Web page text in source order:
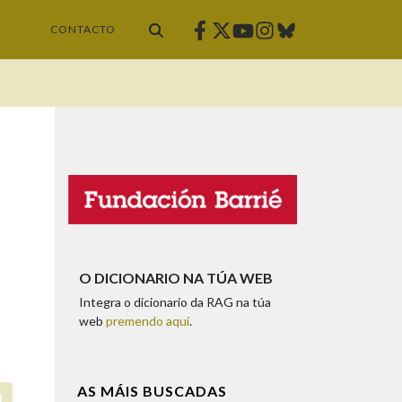
CONTACTO Facebook
Twitter
Youtube
Instagram
Bluesky
O DICIONARIO NA TÚA WEB
Integra o dicionario da RAG na túa
web premendo aquí.
AS MÁIS BUSCADAS